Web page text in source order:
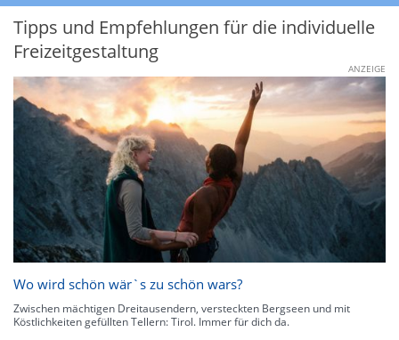
Tipps und Empfehlungen für die individuelle
Freizeitgestaltung
ANZEIGE
Wo wird schön wär`s zu schön wars?
Zwischen mächtigen Dreitausendern, versteckten Bergseen und mit
Köstlichkeiten gefüllten Tellern: Tirol. Immer für dich da.